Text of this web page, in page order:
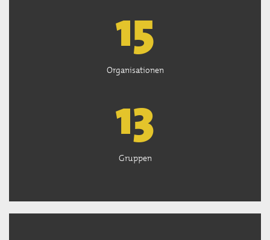
15
Organisationen
13
Gruppen